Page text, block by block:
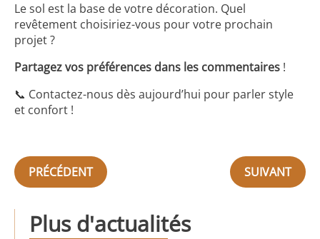
Le sol est la base de votre décoration. Quel
revêtement choisiriez-vous pour votre prochain
projet ?
Partagez vos préférences dans les commentaires !
📞 Contactez-nous dès aujourd’hui pour parler style
et confort !
PRÉCÉDENT SUIVANT
Plus d'actualités